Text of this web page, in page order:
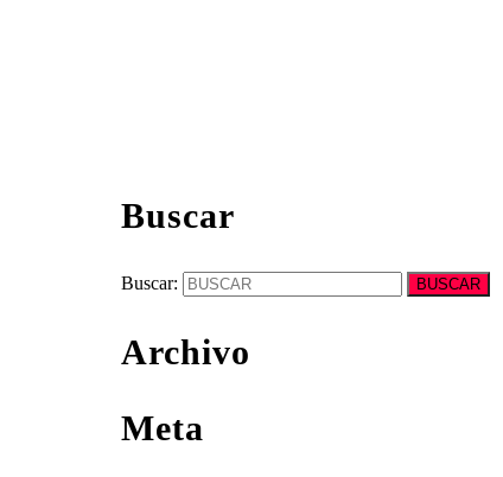
Buscar
Buscar:
Archivo
Meta